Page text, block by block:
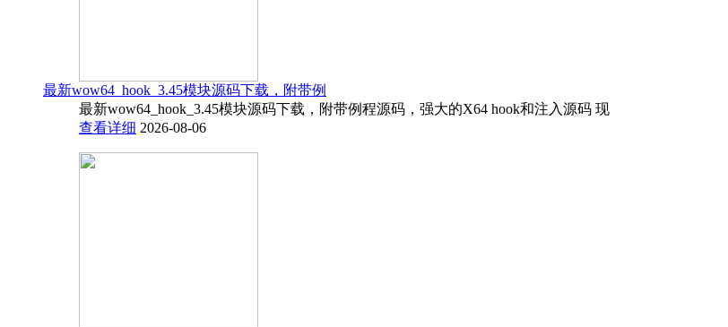
最新wow64_hook_3.45模块源码下载，附带例
最新wow64_hook_3.45模块源码下载，附带例程源码，强大的X64 hook和注入源码 现
查看详细 2026-08-06